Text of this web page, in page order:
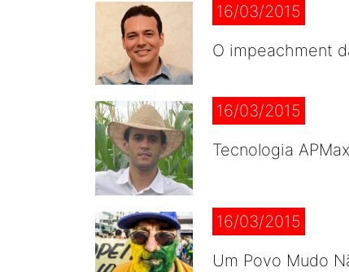
16/03/2015
O impeachment
16/03/2015
Tecnologia
16/03/2015
Um Povo Mudo